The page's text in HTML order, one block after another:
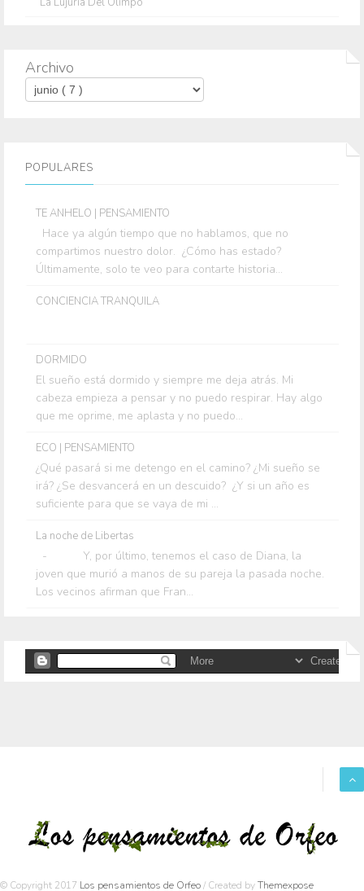
Archivo
POPULARES
TE ANHELO | PENSAMIENTO
Hace ya algún tiempo que no hablamos, que no
compartimos nuestro dolor. ¿Cómo has estado?
Últimamente, solo te veo para contarte historia...
CONCIENCIA TRANQUILA
DORMIDO
El sueño está dormido y siempre me deja atrás. Mi
cabeza empieza a pensar y no puedo respirar. Hay algo
que me oprime, me aplasta y no puedo...
ECO | PENSAMIENTO
¿Qué pasará si me detengo en el camino? ¿Mi sueño se
irá? ¿Se desvancerá en un descuido? ¿Y si un año es
suficiente para que se vaya de mi ...
La noche de Libertas
- Y, por último, tenemos el caso de Diana, la
joven que murió a manos de su pareja la pasada noche.
Los vecinos afirman que Fran...
© Copyright 2017 Los pensamientos de Orfeo/ Created byThemexpose